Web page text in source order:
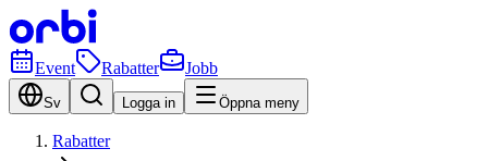
Event Rabatter Jobb
Sv Logga in Öppna meny
Rabatter